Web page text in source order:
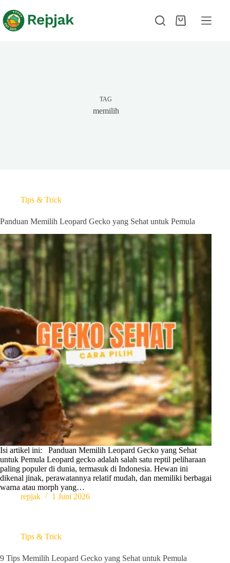
TAG
memilih
Tips & Trick
Panduan Memilih Leopard Gecko yang Sehat untuk Pemula
Isi artikel ini: Panduan Memilih Leopard Gecko yang Sehat
untuk Pemula Leopard gecko adalah salah satu reptil peliharaan
paling populer di dunia, termasuk di Indonesia. Hewan ini
dikenal jinak, perawatannya relatif mudah, dan memiliki berbagai
warna atau morph yang…
repjak
1 Juni 2026
Tips & Trick
9 Tips Memilih Leopard Gecko yang Sehat untuk Pemula